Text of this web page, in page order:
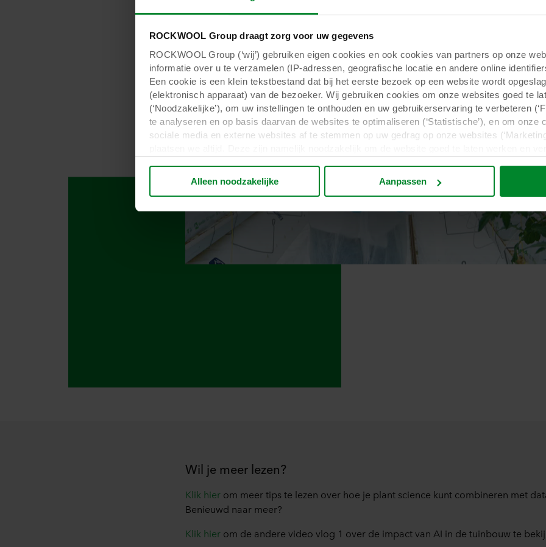
ROCKWOOL Group draagt zorg voor uw gegevens
ROCKWOOL Group (‘wij’) gebruiken eigen cookies en ook cookies van partners op onze
informatie over u te verzamelen (IP-adressen, geografische locatie en andere online
Een cookie is een klein tekstbestand dat bij het eerste bezoek op een website wordt
(elektronisch apparaat) van de bezoeker. Wij gebruiken cookies om onze websites goed te
(‘Noodzakelijke’), om uw instellingen te onthouden en uw gebruikerservaring te verbeteren
te analyseren en op basis daarvan de websites te optimaliseren (‘Statistische’), en om onze
sociale media en externe websites af te stemmen op uw gedrag op onze websites
plaatsen. Informatie over uw gebruik van onze websites kan worden verstrekt aan onze
die zij hebben verzameld op basis van uw gebruik van hun diensten. Deze partners kunnen
derde landen, waaronder de Verenigde Staten. Door cookies te accepteren, erkent u ook dat
plaatsvindt, ondanks dat het beschermingsniveau in het derde land mogelijk niet gelijk is aan
in onzePrivacy statements. Daarin staat ook welk specifiek ROCKWOOL-bedrijf de
Alleen noodzakelijke Aanpassen
Wil je meer lezen?
Klik hier om meer tips te lezen over hoe je plant science kunt combineren met
Benieuwd naar meer?
Klik hier om de andere video vlog 1 over de impact van AI in de tuinbouw te